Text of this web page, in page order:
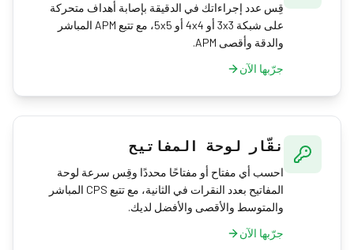
قِس عدد إجراءاتك في الدقيقة بإصابة أهداف متحركة
على شبكة 3x3 أو 4x4 أو 5x5، مع تتبع APM المباشر
والدقة وأقصى APM.
جرّبها الآن
نقّار لوحة المفاتيح
احسب أي مفتاح أو مفتاحًا محددًا وقِس سرعة لوحة
المفاتيح بعدد النقرات في الثانية، مع تتبع CPS المباشر
والمتوسط والأقصى والأفضل لديك.
جرّبها الآن